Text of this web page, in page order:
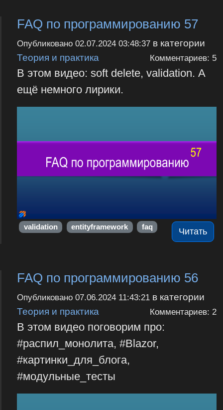
FAQ по программированию 57
Опубликовано 02.07.2024 03:48:37в категории
Теория и практика
Комментариев: 5
В этом видео: soft delete, validation. А
ещё немного лирики.
Читать
validation entityframework faq
FAQ по программированию 56
Опубликовано 07.06.2024 11:43:21в категории
Теория и практика
Комментариев: 2
В этом видео поговорим про:
#распил_монолита, #Blazor,
#картинки_для_блога,
#модульные_тесты